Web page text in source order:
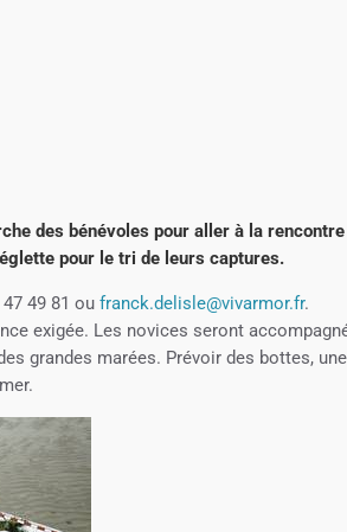
des bénévoles pour aller à la
pour le tri de leurs captures.
47 49 81 oufranck.delisle@vivarmor.fr.
exigée. Les novices seront
grandes marées. Prévoir des bottes, une